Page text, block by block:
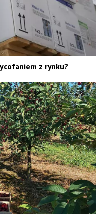
z rynku?